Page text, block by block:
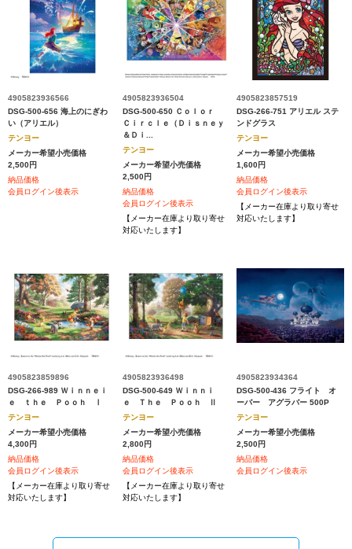
4905823936566
DSG-500-656 海上のにぎわ
い（アリエル）
テンヨー
メーカー希望小売価格
2,500円
納品価格
会員ログイン後表示
4905823936504
DSG-500-650 Ｃｏｌｏｒ
Ｃｉｒｃｌｅ（Ｄｉｓｎｅｙ
＆Ｄｉ...
テンヨー
メーカー希望小売価格
2,500円
納品価格
会員ログイン後表示
【メーカー在庫より取り寄せ
対応いたします】
4905823857519
DSG-266-751 アリエル ステ
ンドグラス
テンヨー
メーカー希望小売価格
1,600円
納品価格
会員ログイン後表示
【メーカー在庫より取り寄せ
対応いたします】
4905823859896
DSG-266-989 Ｗｉｎｎｅｉ
ｅ ｔｈｅ Ｐｏｏｈ Ⅰ
テンヨー
メーカー希望小売価格
4,300円
納品価格
会員ログイン後表示
【メーカー在庫より取り寄せ
対応いたします】
4905823936498
DSG-500-649 Ｗｉｎｎｉ
ｅ Ｔｈｅ Ｐｏｏｈ Ⅱ
テンヨー
メーカー希望小売価格
2,800円
納品価格
会員ログイン後表示
【メーカー在庫より取り寄せ
対応いたします】
4905823934364
DSG-500-436 フライト オ
ーバー アグラバー 500P
テンヨー
メーカー希望小売価格
2,500円
納品価格
会員ログイン後表示